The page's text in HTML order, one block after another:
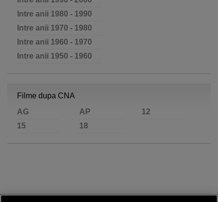
Intre anii 1980 - 1990
Intre anii 1970 - 1980
Intre anii 1960 - 1970
Intre anii 1950 - 1960
Filme dupa CNA
AG
AP
12
15
18